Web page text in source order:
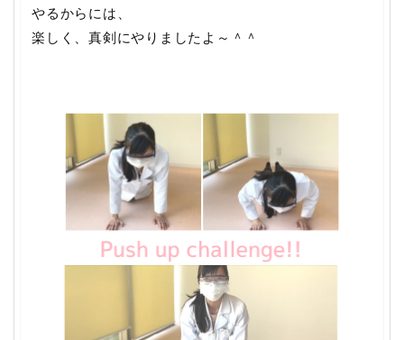
やるからには、
楽しく、真剣にやりましたよ～＾＾